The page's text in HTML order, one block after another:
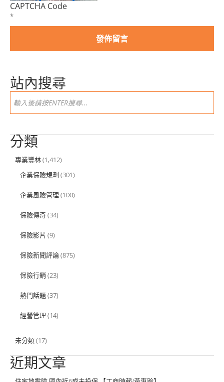
CAPTCHA Code
*
站內搜尋
分類
專業豐林(1,412)
企業保險規劃 (301)
企業風險管理 (100)
保險傳奇(34)
保險影片 (9)
保險新聞評論(875)
保險行銷 (23)
熱門話題(37)
經營管理 (14)
未分類(17)
近期文章